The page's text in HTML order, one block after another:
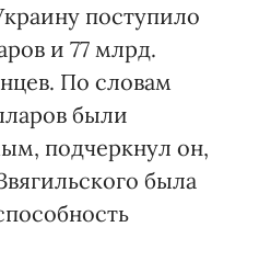
поступило
и 77 млрд.
По словам
были
подчеркнул он,
была